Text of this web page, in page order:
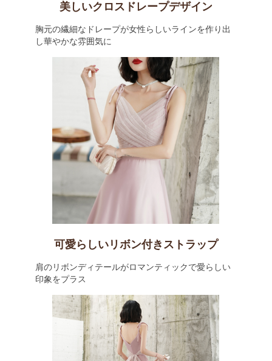
美しいクロスドレープデザイン
胸元の繊細なドレープが女性らしいラインを作り出
し華やかな雰囲気に
可愛らしいリボン付きストラップ
肩のリボンディテールがロマンティックで愛らしい
印象をプラス